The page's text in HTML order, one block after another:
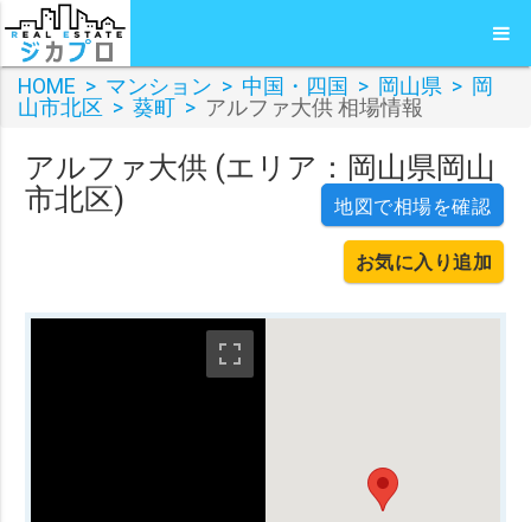
HOME > マンション > 中国・四国 > 岡山県 > 岡
山市北区 > 葵町 > アルファ大供 相場情報
アルファ大供 (エリア：岡山県岡山
市北区)
地図で相場を確認
お気に入り追加